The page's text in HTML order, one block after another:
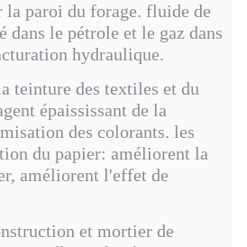
la paroi du forage. fluide de
le pétrole et le gaz dans
hydraulique.
teinture des textiles et du
épaississant de la
des colorants. les
du papier: améliorent la
améliorent l'effet de
et mortier de